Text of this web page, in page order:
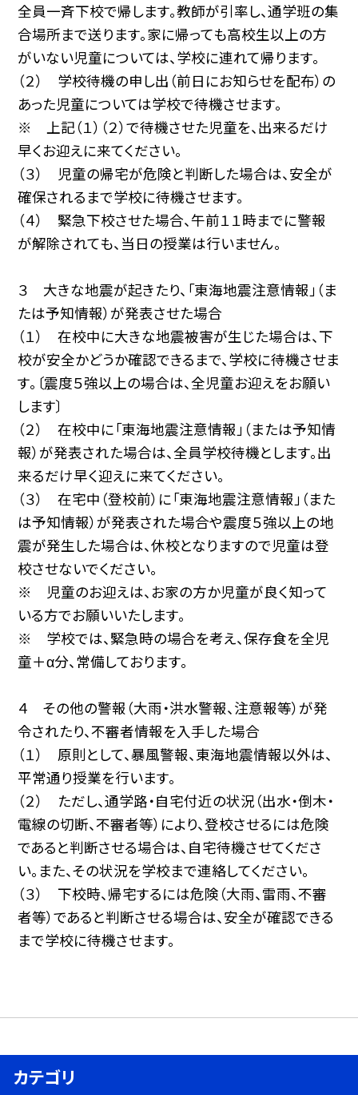
全員一斉下校で帰します。教師が引率し、通学班の集
合場所まで送ります。家に帰っても高校生以上の方
がいない児童については、学校に連れて帰ります。
（２） 学校待機の申し出（前日にお知らせを配布）の
あった児童については学校で待機させます。
※ 上記（１）（２）で待機させた児童を、出来るだけ
早くお迎えに来てください。
（３） 児童の帰宅が危険と判断した場合は、安全が
確保されるまで学校に待機させます。
（４） 緊急下校させた場合、午前１１時までに警報
が解除されても、当日の授業は行いません。
３ 大きな地震が起きたり、「東海地震注意情報」（ま
たは予知情報）が発表させた場合
（１） 在校中に大きな地震被害が生じた場合は、下
校が安全かどうか確認できるまで、学校に待機させま
す。〔震度５強以上の場合は、全児童お迎えをお願い
します〕
（２） 在校中に「東海地震注意情報」（または予知情
報）が発表された場合は、全員学校待機とします。出
来るだけ早く迎えに来てください。
（３） 在宅中（登校前）に「東海地震注意情報」（また
は予知情報）が発表された場合や震度５強以上の地
震が発生した場合は、休校となりますので児童は登
校させないでください。
※ 児童のお迎えは、お家の方か児童が良く知って
いる方でお願いいたします。
※ 学校では、緊急時の場合を考え、保存食を全児
童＋α分、常備しております。
４ その他の警報（大雨・洪水警報、注意報等）が発
令されたり、不審者情報を入手した場合
（１） 原則として、暴風警報、東海地震情報以外は、
平常通り授業を行います。
（２） ただし、通学路・自宅付近の状況（出水・倒木・
電線の切断、不審者等）により、登校させるには危険
であると判断させる場合は、自宅待機させてくださ
い。また、その状況を学校まで連絡してください。
（３） 下校時、帰宅するには危険（大雨、雷雨、不審
者等）であると判断させる場合は、安全が確認できる
まで学校に待機させます。
カテゴリ